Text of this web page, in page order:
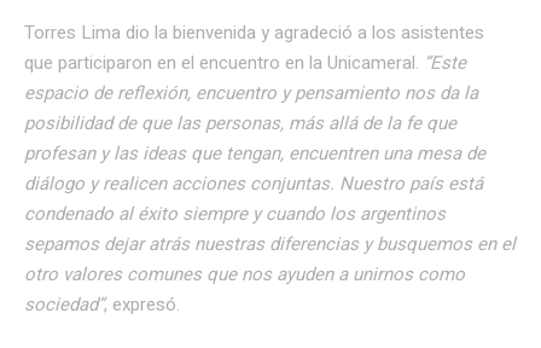
Torres Lima dio la bienvenida y agradeció a los asistentes
que participaron en el encuentro en la Unicameral. “Este
espacio de reflexión, encuentro y pensamiento nos da la
posibilidad de que las personas, más allá de la fe que
profesan y las ideas que tengan, encuentren una mesa de
diálogo y realicen acciones conjuntas. Nuestro país está
condenado al éxito siempre y cuando los argentinos
sepamos dejar atrás nuestras diferencias y busquemos en el
otro valores comunes que nos ayuden a unirnos como
sociedad”, expresó.